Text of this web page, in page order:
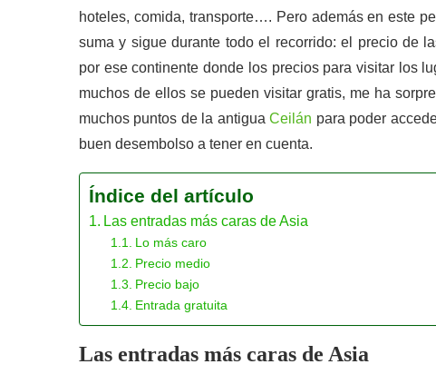
hoteles, comida, transporte…. Pero además en este
suma y sigue durante todo el recorrido: el precio de
por ese continente donde los precios para visitar los
muchos de ellos se pueden visitar gratis, me ha
muchos puntos de la antiguaCeilán para poder
buen desembolso a tener en cuenta.
Índice del artículo
Las entradas más caras de Asia
Lo más caro
Precio medio
Precio bajo
Entrada gratuita
Las entradas más caras de Asia